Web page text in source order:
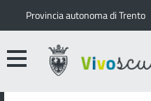
Provincia autonoma di Trento